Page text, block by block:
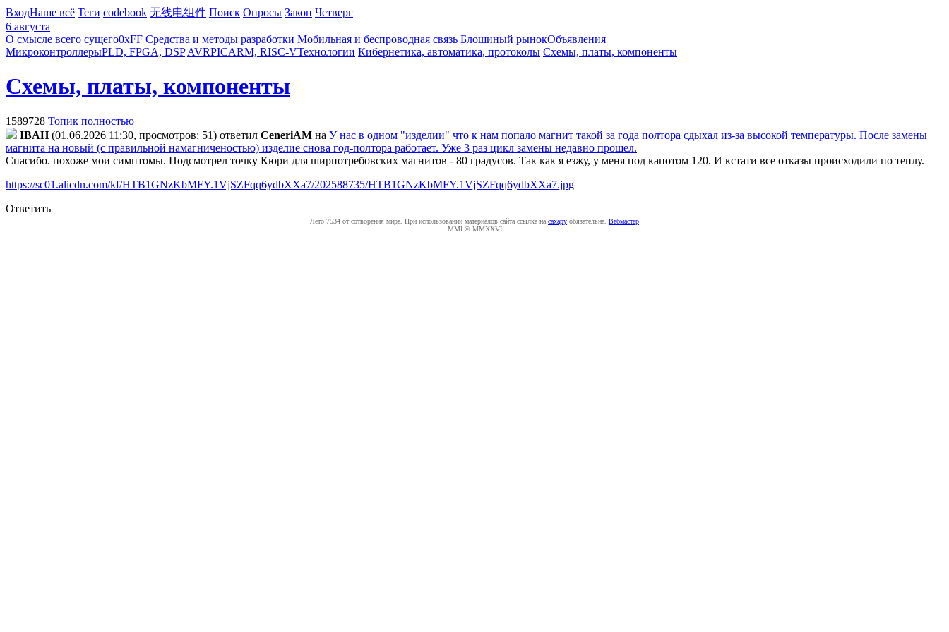
ВходНаше всё Теги codebook 无线电组件 Поиск Опросы Закон Четверг
6 августа
О смысле всего сущего0xFF Средства и методы разработки Мобильная и беспроводная связь Блошиный рынокОбъявления
МикроконтроллерыPLD, FPGA, DSP AVRPICARM, RISC-VТехнологии Кибернетика, автоматика, протоколы Схемы, платы, компоненты
Схемы, платы, компоненты
1589728 Топик полностью
IBAH (01.06.2026 11:30, просмотров: 51) ответил CeneriAM на У нас в одном "изделии" что к нам попало магнит такой за года полтора сдыхал из-за высокой температуры. После замены
магнита на новый (с правильной намагниченостью) изделие снова год-полтора работает. Уже 3 раз цикл замены недавно прошел.
Спасибо. похоже мои симптомы. Подсмотрел точку Кюри для ширпотребовских магнитов - 80 градусов. Так как я езжу, у меня под капотом 120. И кстати все отказы происходили по теплу.
https://sc01.alicdn.com/kf/HTB1GNzKbMFY.1VjSZFqq6ydbXXa7/202588735/HTB1GNzKbMFY.1VjSZFqq6ydbXXa7.jpg
Ответить
Лето 7534 от сотворения мира. При использовании материалов сайта ссылка на caxapу обязательна. Вебмастер
MMI © MMXXVI